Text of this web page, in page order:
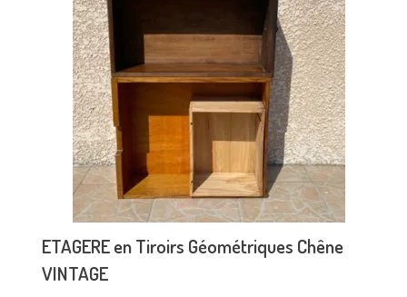
ETAGERE en Tiroirs Géométriques Chêne
VINTAGE